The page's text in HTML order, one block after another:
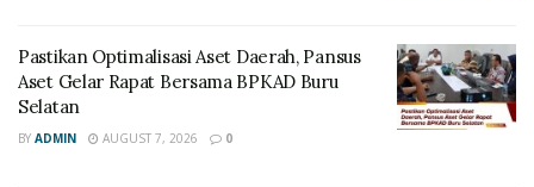
Pastikan Optimalisasi Aset Daerah, Pansus
Aset Gelar Rapat Bersama BPKAD Buru
Selatan
BY ADMIN AUGUST 7, 2026 0